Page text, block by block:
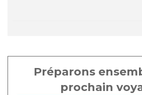
Préparons
prochain